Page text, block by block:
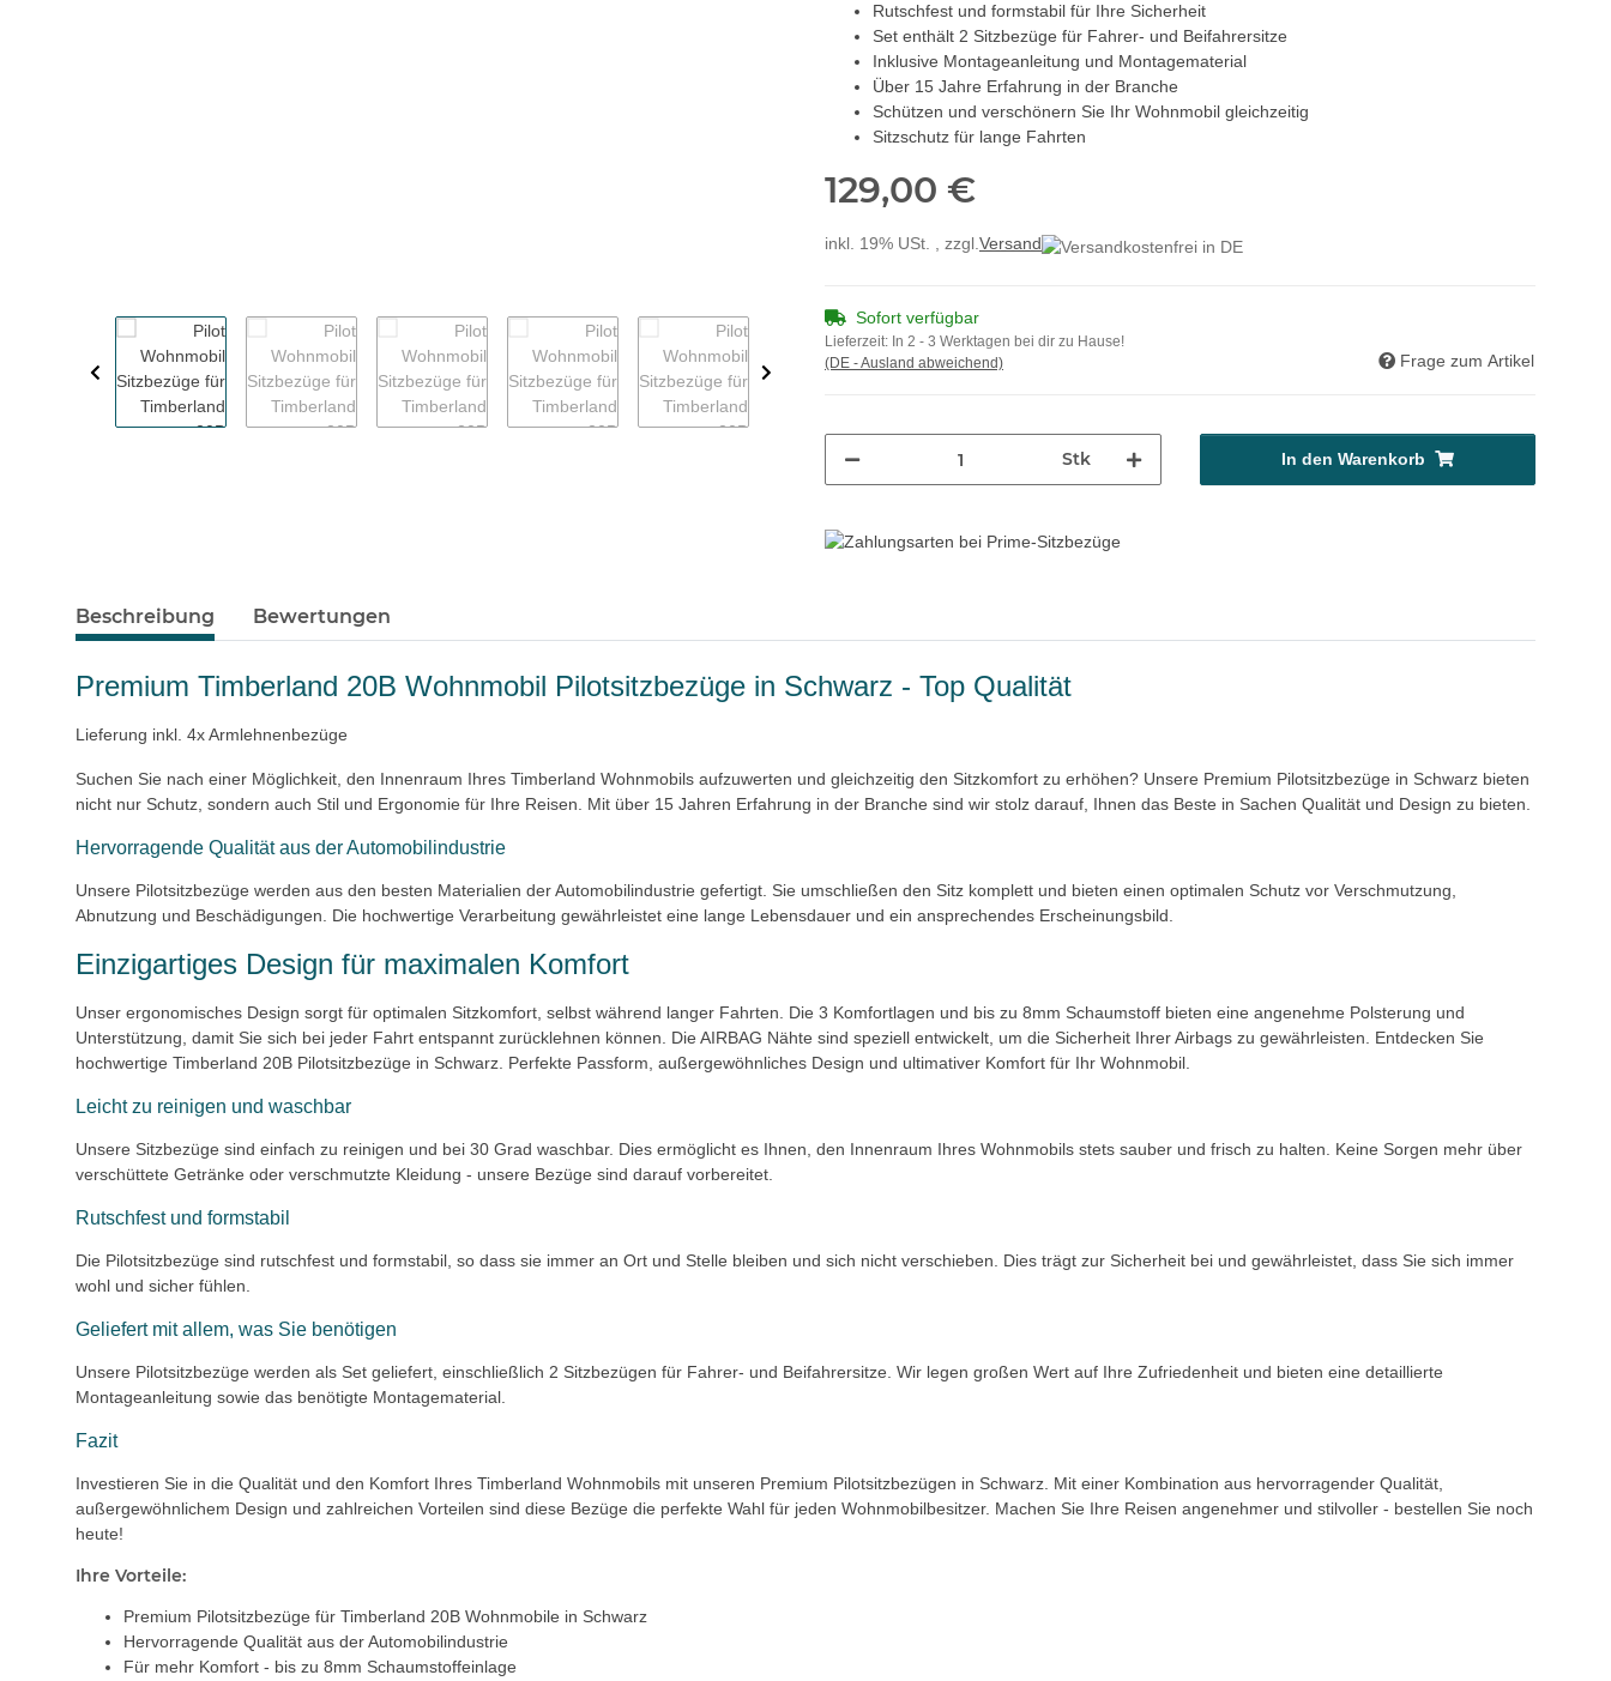
Rutschfest und formstabil für Ihre Sicherheit
Set enthält 2 Sitzbezüge für Fahrer- und Beifahrersitze
Inklusive Montageanleitung und Montagematerial
Über 15 Jahre Erfahrung in der Branche
Schützen und verschönern Sie Ihr Wohnmobil gleichzeitig
Sitzschutz für lange Fahrten
129,00 €
inkl. 19% USt. , zzgl.Versand
Sofort verfügbar
Lieferzeit: In 2 - 3 Werktagen bei dir zu Hause!
(DE - Ausland abweichend)
Frage zum Artikel
Stk In den Warenkorb
Beschreibung Bewertungen
Premium Timberland 20B Wohnmobil Pilotsitzbezüge in Schwarz - Top Qualität
Lieferung inkl. 4x Armlehnenbezüge
Suchen Sie nach einer Möglichkeit, den Innenraum Ihres Timberland Wohnmobils aufzuwerten und gleichzeitig den Sitzkomfort zu erhöhen? Unsere Premium Pilotsitzbezüge in Schwarz bieten
nicht nur Schutz, sondern auch Stil und Ergonomie für Ihre Reisen. Mit über 15 Jahren Erfahrung in der Branche sind wir stolz darauf, Ihnen das Beste in Sachen Qualität und Design zu bieten.
Hervorragende Qualität aus der Automobilindustrie
Unsere Pilotsitzbezüge werden aus den besten Materialien der Automobilindustrie gefertigt. Sie umschließen den Sitz komplett und bieten einen optimalen Schutz vor Verschmutzung,
Abnutzung und Beschädigungen. Die hochwertige Verarbeitung gewährleistet eine lange Lebensdauer und ein ansprechendes Erscheinungsbild.
Einzigartiges Design für maximalen Komfort
Unser ergonomisches Design sorgt für optimalen Sitzkomfort, selbst während langer Fahrten. Die 3 Komfortlagen und bis zu 8mm Schaumstoff bieten eine angenehme Polsterung und
Unterstützung, damit Sie sich bei jeder Fahrt entspannt zurücklehnen können. Die AIRBAG Nähte sind speziell entwickelt, um die Sicherheit Ihrer Airbags zu gewährleisten. Entdecken Sie
hochwertige Timberland 20B Pilotsitzbezüge in Schwarz. Perfekte Passform, außergewöhnliches Design und ultimativer Komfort für Ihr Wohnmobil.
Leicht zu reinigen und waschbar
Unsere Sitzbezüge sind einfach zu reinigen und bei 30 Grad waschbar. Dies ermöglicht es Ihnen, den Innenraum Ihres Wohnmobils stets sauber und frisch zu halten. Keine Sorgen mehr über
verschüttete Getränke oder verschmutzte Kleidung - unsere Bezüge sind darauf vorbereitet.
Rutschfest und formstabil
Die Pilotsitzbezüge sind rutschfest und formstabil, so dass sie immer an Ort und Stelle bleiben und sich nicht verschieben. Dies trägt zur Sicherheit bei und gewährleistet, dass Sie sich immer
wohl und sicher fühlen.
Geliefert mit allem, was Sie benötigen
Unsere Pilotsitzbezüge werden als Set geliefert, einschließlich 2 Sitzbezügen für Fahrer- und Beifahrersitze. Wir legen großen Wert auf Ihre Zufriedenheit und bieten eine detaillierte
Montageanleitung sowie das benötigte Montagematerial.
Fazit
Investieren Sie in die Qualität und den Komfort Ihres Timberland Wohnmobils mit unseren Premium Pilotsitzbezügen in Schwarz. Mit einer Kombination aus hervorragender Qualität,
außergewöhnlichem Design und zahlreichen Vorteilen sind diese Bezüge die perfekte Wahl für jeden Wohnmobilbesitzer. Machen Sie Ihre Reisen angenehmer und stilvoller - bestellen Sie noch
heute!
Ihre Vorteile:
Premium Pilotsitzbezüge für Timberland 20B Wohnmobile in Schwarz
Hervorragende Qualität aus der Automobilindustrie
Für mehr Komfort - bis zu 8mm Schaumstoffeinlage